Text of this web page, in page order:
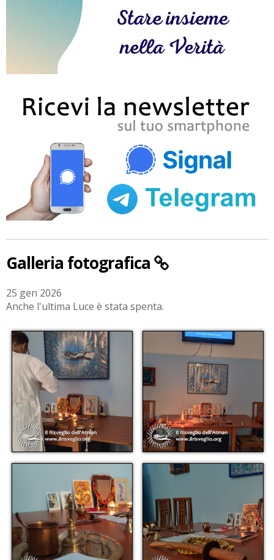
Galleria fotografica
25 gen 2026
Anche l'ultima Luce è stata spenta.